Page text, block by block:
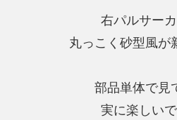
右パルサー
丸っこく砂型風が
部品単体で見
実に楽しいで